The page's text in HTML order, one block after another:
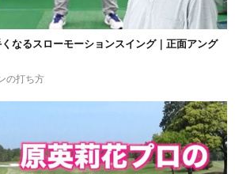
なるスローモーションスイング｜正面アング
の打ち方